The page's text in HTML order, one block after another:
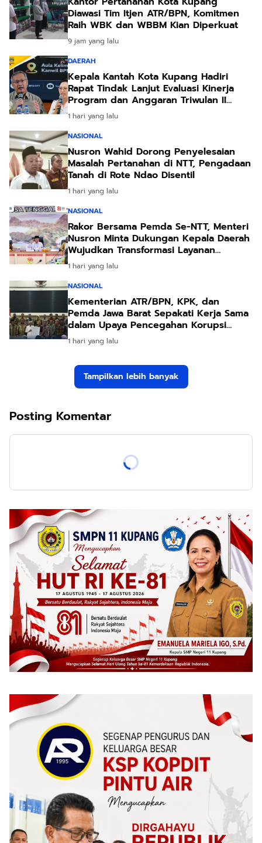
Diawasi Tim Itjen ATR/BPN, Komitmen
Raih WBK dan WBBM Kian Diperkuat
9 jam yang lalu
DAERAH
Kepala Kantah Kota Kupang Hadiri
Rapat Tindak Lanjut Evaluasi Kinerja
Program dan Anggaran Triwulan II
Tahun 2026
1 hari yang lalu
NASIONAL
Nusron Wahid Dorong Penyelesaian
Masalah Pertanahan di NTT, Pengadaan
Tanah di Rote Ndao Disentil
1 hari yang lalu
NASIONAL
Rakor Bersama Pemda Se-NTT, Menteri
Nusron Minta Dukungan Kepala Daerah
Wujudkan Transformasi Layanan
Pertanahan
1 hari yang lalu
NASIONAL
Kementerian ATR/BPN, KPK, dan
Pemda Jawa Barat Sepakati Kerja Sama
dalam Upaya Pencegahan Korupsi
serta Penguatan Ekonomi Daerah
1 hari yang lalu
Tampilkan lebih banyak
Posting Komentar